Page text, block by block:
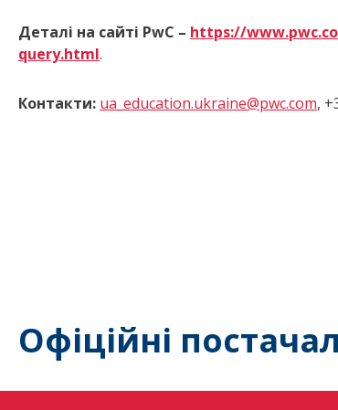
Деталі на сайті PwC – https://
query.html.
Контакти: ua_education.ukraine@pwc.com,
Офіційні